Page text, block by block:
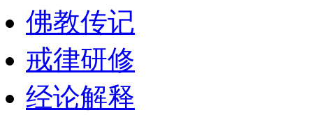
佛教传记
戒律研修
经论解释